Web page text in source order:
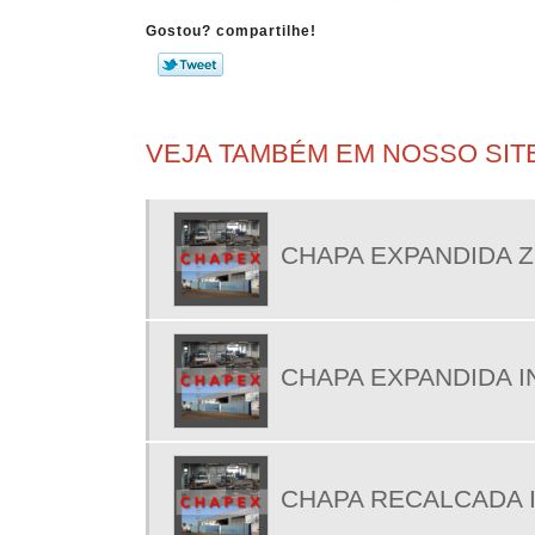
Gostou? compartilhe!
VEJA TAMBÉM EM NOSSO
CHAPA EXPANDIDA
CHAPA EXPANDIDA
CHAPA RECALCADA